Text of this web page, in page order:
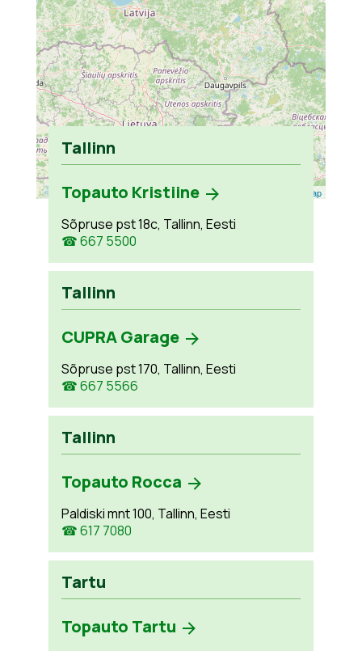
Leaflet OpenStreetMap
Tallinn
Topauto Kristiine
Sõpruse pst 18c, Tallinn, Eesti
☎ 667 5500
Tallinn
CUPRA Garage
Sõpruse pst 170, Tallinn, Eesti
☎ 667 5566
Tallinn
Topauto Rocca
Paldiski mnt 100, Tallinn, Eesti
☎ 617 7080
Tartu
Topauto Tartu